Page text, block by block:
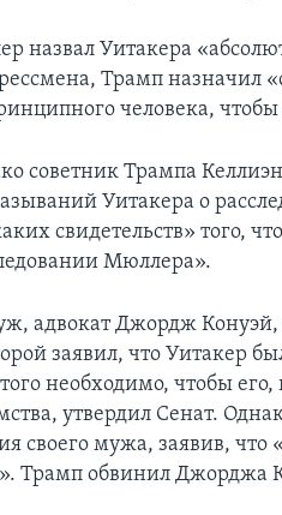
назвал Уитакера
Трамп назначил
человека,
советник Трампа
Уитакера о
свидетельств» того,
Мюллера».
адвокат Джордж Конуэй,
заявил, что Уитакер
необходимо, чтобы
утвердил Сенат.
своего мужа, заявив, что
Трамп обвинил Джорджа